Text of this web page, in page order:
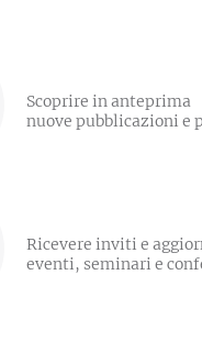
Scoprire in anteprima
nuove pubblicazioni e
Ricevere inviti e
eventi, seminari e